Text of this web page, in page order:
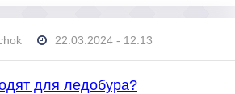
22.03.2024 - 12:13
для ледобура?